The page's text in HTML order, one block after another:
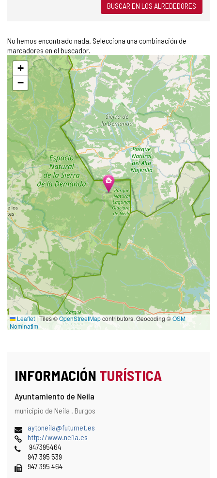
BUSCAR EN LOS ALREDEDORES
No hemos encontrado nada. Selecciona una combinación de
marcadores en el buscador.
Saltar
mapa
+
−
Leaflet | Tiles ©OpenStreetMapcontributors. Geocoding ©OSM
Nominatim
INFORMACIÓN TURÍSTICA
Ayuntamiento de Neila
Dirección
localización
en
el
mapa
Dirección
municipio de Neila . Burgos
Dirección
de
correo
electrónico
aytoneila@futurnet.es
Página
Web
http://www.neila.es
Teléfonos
947395464
947 395 539
Fax 947 395 464